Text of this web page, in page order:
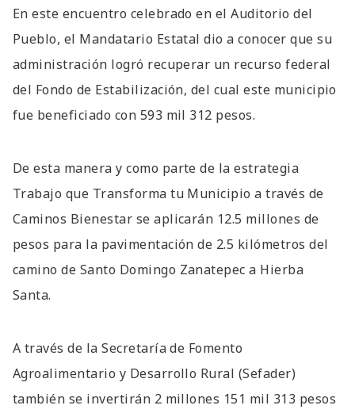
En este encuentro celebrado en el Auditorio del
Pueblo, el Mandatario Estatal dio a conocer que su
administración logró recuperar un recurso federal
del Fondo de Estabilización, del cual este municipio
fue beneficiado con 593 mil 312 pesos.
De esta manera y como parte de la estrategia
Trabajo que Transforma tu Municipio a través de
Caminos Bienestar se aplicarán 12.5 millones de
pesos para la pavimentación de 2.5 kilómetros del
camino de Santo Domingo Zanatepec a Hierba
Santa.
A través de la Secretaría de Fomento
Agroalimentario y Desarrollo Rural (Sefader)
también se invertirán 2 millones 151 mil 313 pesos